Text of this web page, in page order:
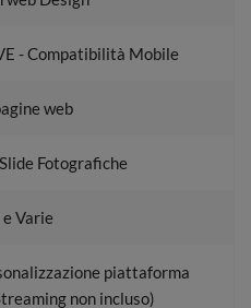
- Compatibilità Mobile
web
Fotografiche
Varie
piattaforma
non incluso)